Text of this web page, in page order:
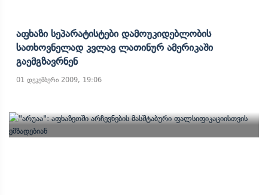
Აფხაზი Სეპარატისტები Დამოუკიდებლობის
Სათხოვნელად Კვლავ Ლათინურ Ამერიკაში
Გაემგზავრნენ
01 დეკემბერი 2009, 19:06